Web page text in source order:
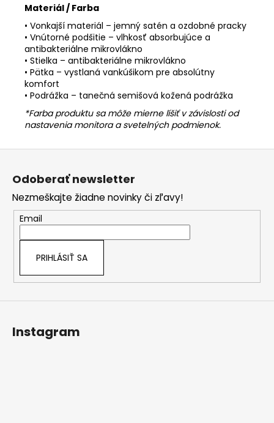
Materiál / Farba
• Vonkajší materiál – jemný satén a ozdobné pracky
• Vnútorné podšitie – vlhkosť absorbujúce a
antibakteriálne mikrovlákno
• Stielka – antibakteriálne mikrovlákno
• Pätka – vystlaná vankúšikom pre absolútny
komfort
• Podrážka – tanečná semišová kožená podrážka
*Farba produktu sa môže mierne líšiť v závislosti od
nastavenia monitora a svetelných podmienok.
Z
Odoberať newsletter
Nezmeškajte žiadne novinky či zľavy!
Email
PRIHLÁSIŤ SA
Instagram